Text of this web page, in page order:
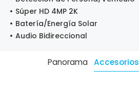
Súper HD 4MP 2K
Batería/Energía Solar
Audio Bidireccional
Panorama Accesorios